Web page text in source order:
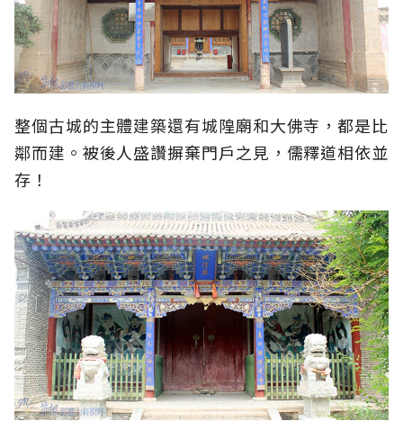
整個古城的主體建築還有城隍廟和大佛寺，都是比
鄰而建。被後人盛讚摒棄門戶之見，儒釋道相依並
存！